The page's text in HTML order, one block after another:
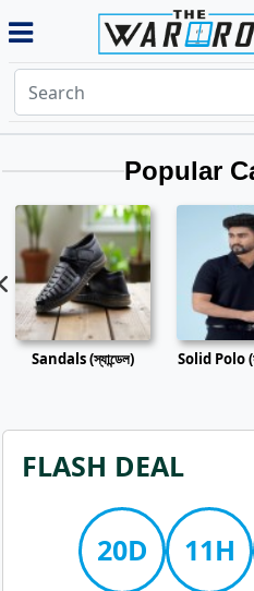
Popular
Sandals (স্যান্ডেল) Solid Polo
FLASH DEAL
20D 11H